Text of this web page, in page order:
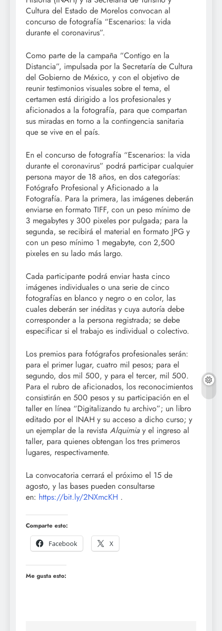
Cultura del Estado de Morelos convocan al
concurso de fotografía “Escenarios: la vida
durante el coronavirus”.
Como parte de la campaña “Contigo en la
Distancia”, impulsada por la Secretaría de Cultura
del Gobierno de México, y con el objetivo de
reunir testimonios visuales sobre el tema, el
certamen está dirigido a los profesionales y
aficionados a la fotografía, para que compartan
sus miradas en torno a la contingencia sanitaria
que se vive en el país.
En el concurso de fotografía “Escenarios: la vida
durante el coronavirus” podrá participar cualquier
persona mayor de 18 años, en dos categorías:
Fotógrafo Profesional y Aficionado a la
Fotografía. Para la primera, las imágenes deberán
enviarse en formato TIFF, con un peso mínimo de
3 megabytes y 300 pixeles por pulgada; para la
segunda, se recibirá el material en formato JPG y
con un peso mínimo 1 megabyte, con 2,500
pixeles en su lado más largo.
Cada participante podrá enviar hasta cinco
imágenes individuales o una serie de cinco
fotografías en blanco y negro o en color, las
cuales deberán ser inéditas y cuya autoría debe
corresponder a la persona registrada; se debe
especificar si el trabajo es individual o colectivo.
Los premios para fotógrafos profesionales serán:
para el primer lugar, cuatro mil pesos; para el
segundo, dos mil 500, y para el tercer, mil 500.
Para el rubro de aficionados, los reconocimientos
consistirán en 500 pesos y su participación en el
taller en línea “Digitalizando tu archivo”; un libro
editado por el INAH y su acceso a dicho curso; y
un ejemplar de la revista Alquimia y el ingreso al
taller, para quienes obtengan los tres primeros
lugares, respectivamente.
La convocatoria cerrará el próximo el 15 de
agosto, y las bases pueden consultarse
en: https://bit.ly/2NXmcKH .
Comparte esto:
Facebook
X
Me gusta esto: